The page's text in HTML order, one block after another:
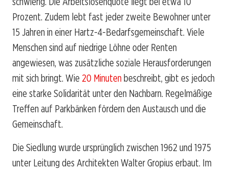
Prozent. Zudem lebt fast jeder zweite Bewohner unter
15 Jahren in einer Hartz-4-Bedarfsgemeinschaft. Viele
Menschen sind auf niedrige Löhne oder Renten
angewiesen, was zusätzliche soziale Herausforderungen
mit sich bringt. Wie 20 Minuten beschreibt, gibt es jedoch
eine starke Solidarität unter den Nachbarn. Regelmäßige
Treffen auf Parkbänken fördern den Austausch und die
Gemeinschaft.
Die Siedlung wurde ursprünglich zwischen 1962 und 1975
unter Leitung des Architekten Walter Gropius erbaut. Im